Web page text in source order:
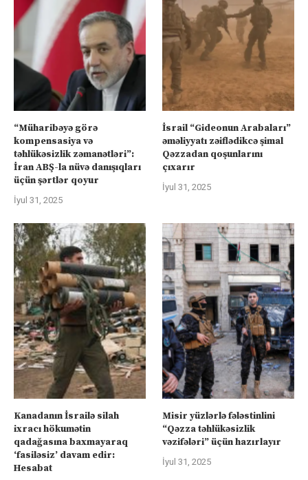
“Müharibəyə görə
kompensasiya və
təhlükəsizlik zəmanətləri”:
İran ABŞ-la nüvə danışıqları
üçün şərtlər qoyur
İyul 31, 2025
İsrail “Gideonun Arabaları”
əməliyyatı zəiflədikcə şimal
Qəzzadan qoşunlarını
çıxarır
İyul 31, 2025
Kanadanın İsrailə silah
ixracı hökumətin
qadağasına baxmayaraq
‘fasiləsiz’ davam edir:
Hesabat
Misir yüzlərlə fələstinlini
“Qəzza təhlükəsizlik
vəzifələri” üçün hazırlayır
İyul 31, 2025